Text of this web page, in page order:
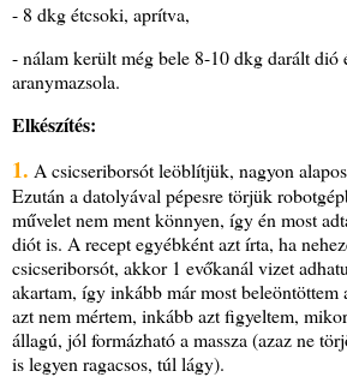
- 8 dkg étcsoki, aprítva,
- nálam került még bele 8-10 dkg darált dió
aranymazsola.
Elkészítés:
1. A csicseriborsót leöblítjük, nagyon
Ezután a datolyával pépesre törjük
művelet nem ment könnyen, így én most
diót is. A recept egyébként azt írta, ha
csicseriborsót, akkor 1 evőkanál vizet
akartam, így inkább már most
azt nem mértem, inkább azt figyeltem,
állagú, jól formázható a massza (azaz ne
is legyen ragacsos, túl lágy).